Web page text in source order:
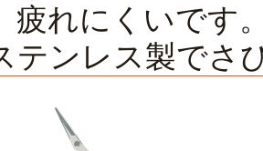
疲れにくいです
テンレス製でさ